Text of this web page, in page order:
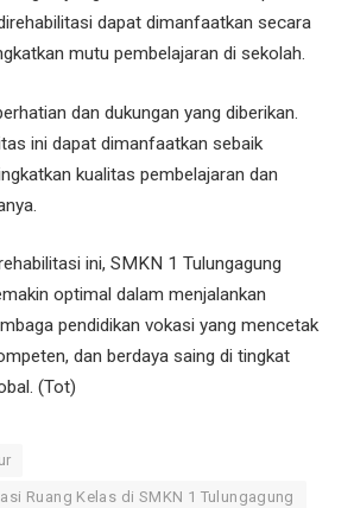
dapat dimanfaatkan secara
mutu pembelajaran di sekolah.
dan dukungan yang diberikan.
ini dapat dimanfaatkan sebaik
kualitas pembelajaran dan
ini, SMKN 1 Tulungagung
optimal dalam menjalankan
pendidikan vokasi yang mencetak
dan berdaya saing di tingkat
(Tot)
Ruang Kelas di SMKN 1 Tulungagung